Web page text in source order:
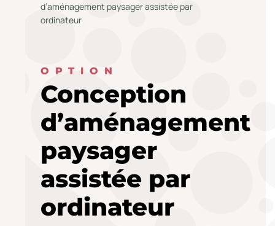
d’aménagement paysager assistée par
ordinateur
OPTION
Conception
d’aménagement
paysager
assistée par
ordinateur